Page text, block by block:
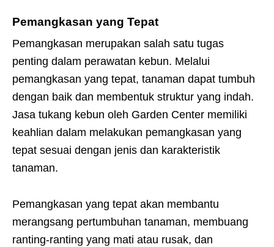
Pemangkasan yang Tepat
Pemangkasan merupakan salah satu tugas
penting dalam perawatan kebun. Melalui
pemangkasan yang tepat, tanaman dapat tumbuh
dengan baik dan membentuk struktur yang indah.
Jasa tukang kebun oleh Garden Center memiliki
keahlian dalam melakukan pemangkasan yang
tepat sesuai dengan jenis dan karakteristik
tanaman.
Pemangkasan yang tepat akan membantu
merangsang pertumbuhan tanaman, membuang
ranting-ranting yang mati atau rusak, dan